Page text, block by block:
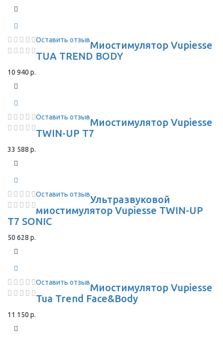
Оставить отзывМиостимулятор Vupiesse
TUA TREND BODY
10 940 р.
Оставить отзывМиостимулятор Vupiesse
TWIN-UP T7
33 588 р.
Оставить отзывУльтразвуковой
миостимулятор Vupiesse TWIN-UP
T7 SONIC
50 628 р.
Оставить отзывМиостимулятор Vupiesse
Tua Trend Face&Body
11 150 р.